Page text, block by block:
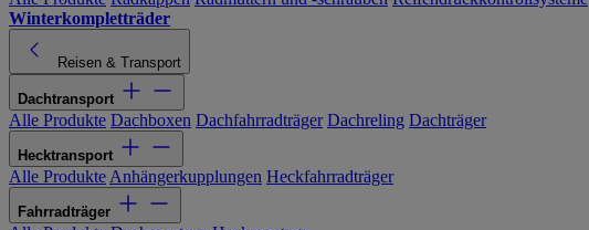
Winterkompletträder
Reisen & Transport
Dachtransport
Alle Produkte Dachboxen Dachfahrradträger Dachreling Dachträger
Hecktransport
Alle Produkte Anhängerkupplungen Heckfahrradträger
Fahrradträger